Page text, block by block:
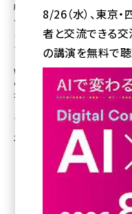
yahoo (1908)
楽天 (1874)
アスクル (1122)
base (1083)
ビィ・フォアード
revico (744)
店舗ビジネスに役立つ『口コミラボ
ヤフーなどが使う地図サー
は？ ソフトバンクも出資す
ジャパン社長に聞く
Web上の検索・地図サービス
の2020年に設立されたのがマッ
地図サービス「Mapbox」を展
口コミラボ[転載元]
2023年2月27日 7:30
8/26（水）、東京
者と交流できる交
の講演を無料で聴